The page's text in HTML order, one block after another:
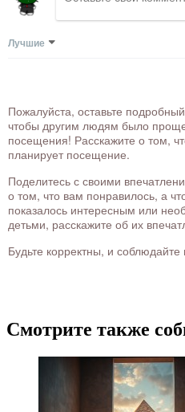
Лучшие
Пожалуйста, оставьте
чтобы другим людям было
посещения! Расскажите о том,
планирует посещение.
Поделитесь с своими
о том, что вам понравилось, а
показалось интересным или
детьми, расскажите об их
Будьте корректны, и
Смотрите также